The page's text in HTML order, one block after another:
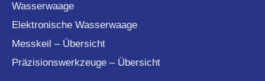
Wasserwaage
Elektronische Wasserwaage
Messkeil – Übersicht
Präzisionswerkzeuge – Übersicht